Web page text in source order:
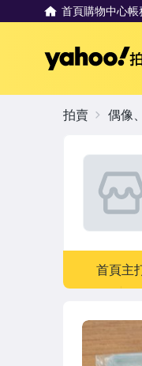
首頁購物中心帳
首頁主
拍賣 偶像